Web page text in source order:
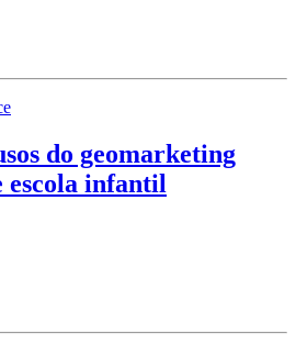
do geomarketing
infantil